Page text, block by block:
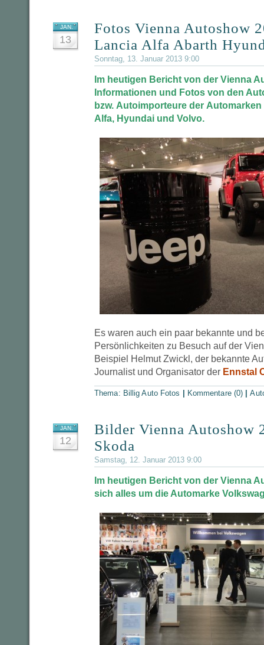
JAN.
13
Fotos Vienna Autoshow
Lancia Alfa Abarth
Sonntag, 13. Januar 2013 9:00
Im heutigen Bericht von der Vienna
Informationen und Fotos von den
bzw. Autoimporteure der Automarken
Alfa, Hyundai und Volvo.
Es waren auch ein paar bekannte und
Persönlichkeiten zu Besuch auf der
Beispiel Helmut Zwickl, der bekannte
Journalist und Organisator der Ennstal
Thema: Billig Auto Fotos Kommentare (0) |
JAN.
12
Bilder Vienna Autoshow
Skoda
Samstag, 12. Januar 2013 9:00
Im heutigen Bericht von der Vienna
sich alles um die Automarke